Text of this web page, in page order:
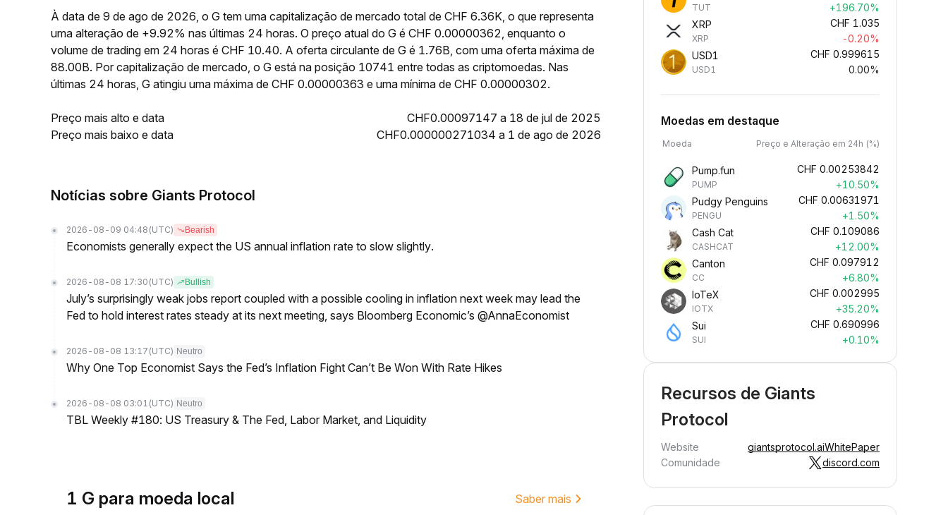
À data de 9 de ago de 2026, o G tem uma capitalização de mercado total de CHF 6.36K, o que representa
uma alteração de +9.92% nas últimas 24 horas. O preço atual do G é CHF 0.00000362, enquanto o
volume de trading em 24 horas é CHF 10.40. A oferta circulante de G é 1.76B, com uma oferta máxima de
88.00B. Por capitalização de mercado, o G está na posição 10741 entre todas as criptomoedas. Nas
últimas 24 horas, G atingiu uma máxima de CHF 0.00000363 e uma mínima de CHF 0.00000302.
Preço mais alto e data
CHF0.00097147 a 18 de jul de 2025
Preço mais baixo e data
CHF0.000000271034 a 1 de ago de 2026
Notícias sobre Giants Protocol
2026-08-09 04:48 (UTC) Bearish
Economists generally expect the US annual inflation rate to slow slightly.
2026-08-08 17:30 (UTC) Bullish
July’s surprisingly weak jobs report coupled with a possible cooling in inflation next week may lead the
Fed to hold interest rates steady at its next meeting, says Bloomberg Economic’s @AnnaEconomist
2026-08-08 13:17 (UTC) Neutro
Why One Top Economist Says the Fed’s Inflation Fight Can’t Be Won With Rate Hikes
2026-08-08 03:01 (UTC) Neutro
TBL Weekly #180: US Treasury & The Fed, Labor Market, and Liquidity
1 G para moeda local Saber mais
TUT
+196.70%
XRP
XRP
CHF 1.035
-0.20%
USD1
USD1
CHF 0.999615
0.00%
Moedas em destaque
Moeda Preço e Alteração em 24h (%)
Pump.fun
PUMP
CHF 0.00253842
+10.50%
Pudgy Penguins
PENGU
CHF 0.00631971
+1.50%
Cash Cat
CASHCAT
CHF 0.109086
+12.00%
Canton
CC
CHF 0.097912
+6.80%
IoTeX
IOTX
CHF 0.002995
+35.20%
Sui
SUI
CHF 0.690996
+0.10%
Recursos de Giants
Protocol
Website giantsprotocol.aiWhitePaper
Comunidade
discord.com